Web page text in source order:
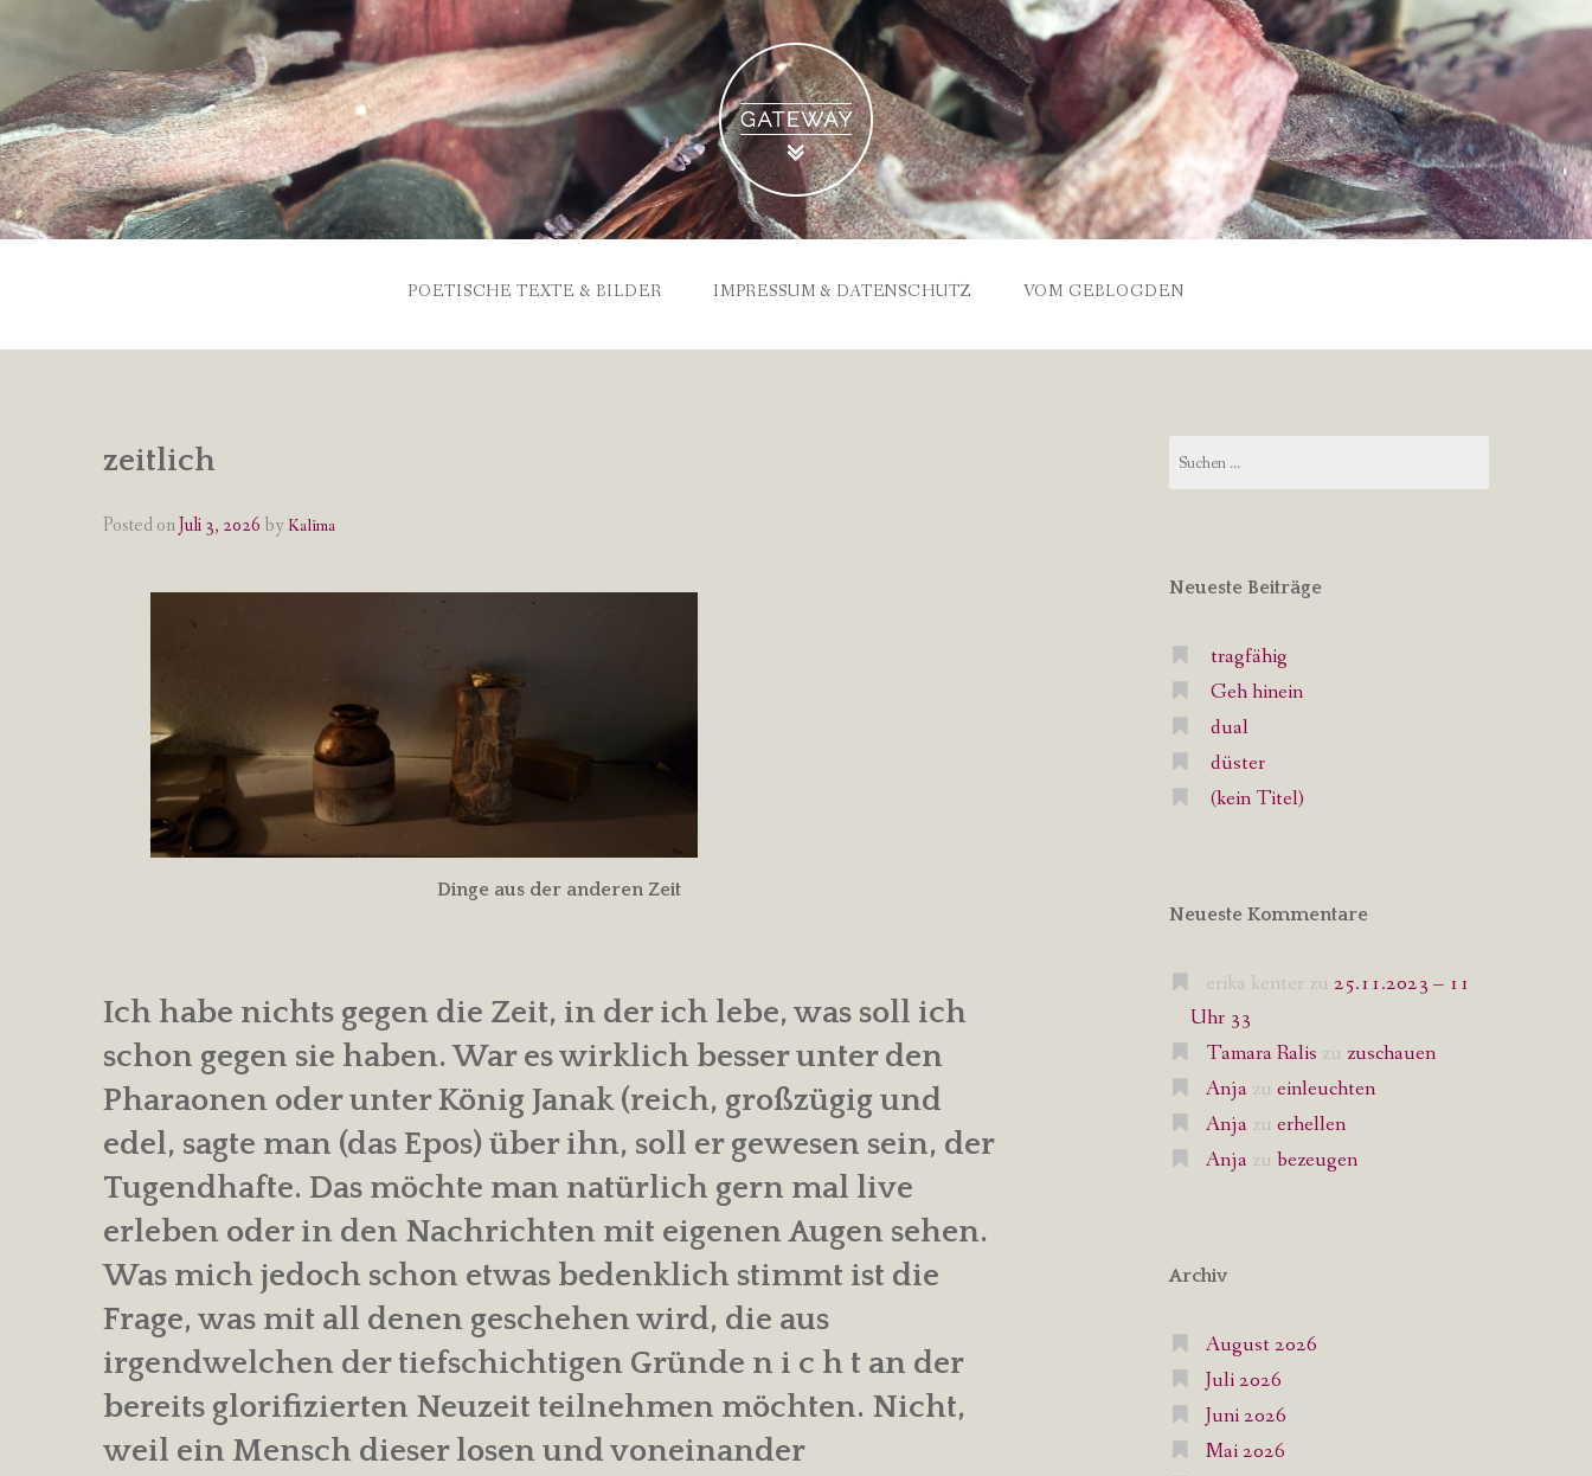
POETISCHE TEXTE & BILDER IMPRESSUM & DATENSCHUTZ VOM GEBLOGDEN
zeitlich
Posted onJuli 3, 2026 by Kalima
Dinge aus der anderen Zeit
Ich habe nichts gegen die Zeit, in der ich lebe, was soll ich
schon gegen sie haben. War es wirklich besser unter den
Pharaonen oder unter König Janak (reich, großzügig und
edel, sagte man (das Epos) über ihn, soll er gewesen sein, der
Tugendhafte. Das möchte man natürlich gern mal live
erleben oder in den Nachrichten mit eigenen Augen sehen.
Was mich jedoch schon etwas bedenklich stimmt ist die
Frage, was mit all denen geschehen wird, die aus
irgendwelchen der tiefschichtigen Gründe n i c h t an der
bereits glorifizierten Neuzeit teilnehmen möchten. Nicht,
weil ein Mensch dieser losen und voneinander
nach:
Neueste Beiträge
tragfähig
Geh hinein
dual
düster
(kein Titel)
Neueste Kommentare
erika kenter zu 25.11.2023 – 11
Uhr 33
Tamara Ralis zu zuschauen
Anja zu einleuchten
Anja zu erhellen
Anja zu bezeugen
Archiv
August 2026
Juli 2026
Juni 2026
Mai 2026